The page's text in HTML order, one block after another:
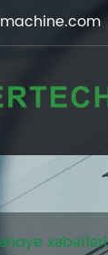
xəbərləri